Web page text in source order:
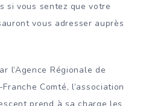
si vous sentez que votre
vous adresser auprès
l’Agence Régionale de
Comté, l’association